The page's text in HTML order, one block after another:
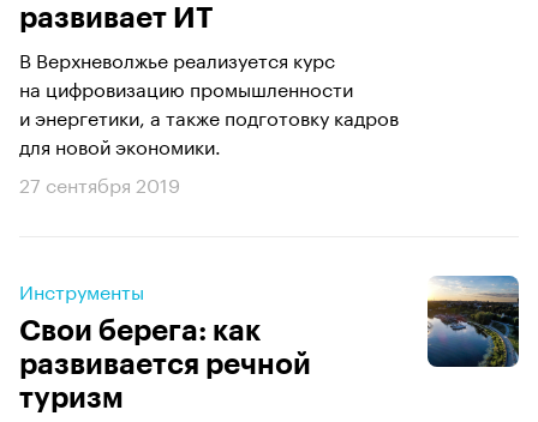
развивает ИТ
В Верхневолжье реализуется курс
на цифровизацию промышленности
и энергетики, а также подготовку кадров
для новой экономики.
27 сентября 2019
Инструменты
Свои берега: как
развивается речной
туризм